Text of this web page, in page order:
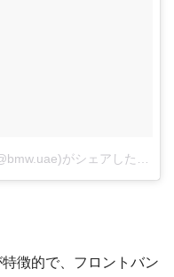
徴的で、フロントバン